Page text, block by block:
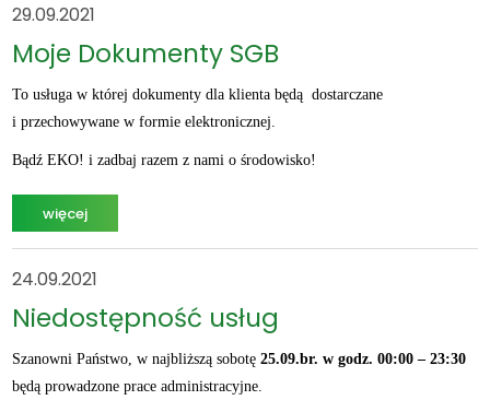
29.09.2021
Moje Dokumenty SGB
To usługa w której dokumenty dla klienta będą dostarczane
i przechowywane w formie elektronicznej.
Bądź EKO! i zadbaj razem z nami o środowisko!
więcej
24.09.2021
Niedostępność usług
Szanowni Państwo, w najbliższą sobotę25.09.br. w godz. 00:00 – 23:30
będą prowadzone prace administracyjne.